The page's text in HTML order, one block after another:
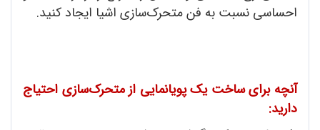
احساسی نسبت به فن متحرک‌سازی اشیا ایجاد کنید.
آنچه برای ساخت یک پویانمایی‌ از متحرک‌سازی احتیاج
دارید: